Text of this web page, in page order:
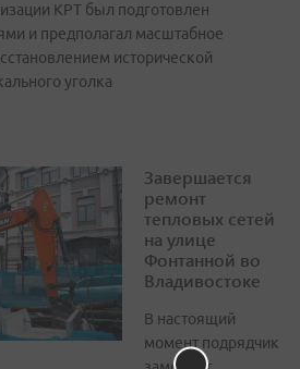
КРТ был подготовлен
и предполагал масштабное
исторической
уголка
Завершается
ремонт
тепловых сетей
на улице
Фонтанной во
Владивостоке
В настоящий
момент подрядчик